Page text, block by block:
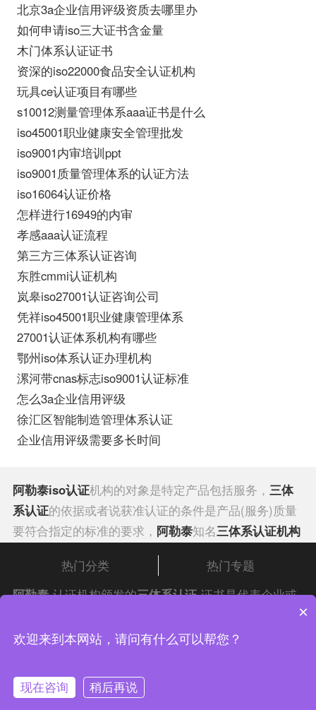
北京3a企业信用评级资质去哪里办
如何申请iso三大证书含金量
木门体系认证证书
资深的iso22000食品安全认证机构
玩具ce认证项目有哪些
s10012测量管理体系aaa证书是什么
iso45001职业健康安全管理批发
iso9001内审培训ppt
iso9001质量管理体系的认证方法
iso16064认证价格
怎样进行16949的内审
孝感aaa认证流程
第三方三体系认证咨询
东胜cmmi认证机构
岚皋iso27001认证咨询公司
凭祥iso45001职业健康管理体系
27001认证体系机构有哪些
鄂州iso体系认证办理机构
漯河带cnas标志iso9001认证标准
怎么3a企业信用评级
徐汇区智能制造管理体系认证
企业信用评级需要多长时间
阿勒泰iso认证机构的对象是特定产品包括服务， 三体
系认证的依据或者说获准认证的条件是产品(服务)质量
要符合指定的标准的要求， 阿勒泰知名三体系认证机构
证的方式是通过颁发
证书和认证标志。其认证
标志可用于获准认证的产品上。阿勒泰iso认证又有两
种：一种是安全性产品认证，它通过法律、行政法规或
规章规定强制执行认证；另一种是合格认证属自愿性认
质量体系认证其认证的对象是企业的质量体系，或者说
是企业的质量保证能力。阿勒泰知名三
热门分类
热门专题
阿勒泰 认证机构颁发的三体系认证 证书是代表企业或
三体
系认证机构 是使阿勒泰公司广泛的产品服务质量能够
顺序进行改善基础。
中证集团体系认证 版权所有 Copyright © 2022
渝公网安备 50010502003954号
联系我们
×
欢迎来到本网站，请问有什么可以帮您？
现在咨询 稍后再说